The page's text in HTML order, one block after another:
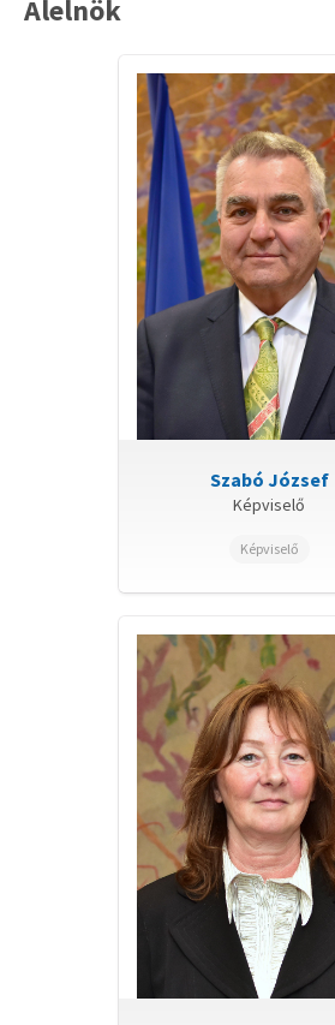
Tulajdonosi és
Bizottság
ARCHÍVUM
Buckai-, Lakihegyi és Északi
Fejlesztési Bizottsága
Ifjúsági és Sport Bizottság
Köznevelési, Kulturális és
Kapcsolatok Bizottsága
Társadalmi Kapcsolatok
(2024.11.18-ig)
Tulajdonosi Bizottság
Városüzemeltetési és
Bizottság (2022.09.07-ig)
Alelnök
Szabó József
Képviselő
Képviselő